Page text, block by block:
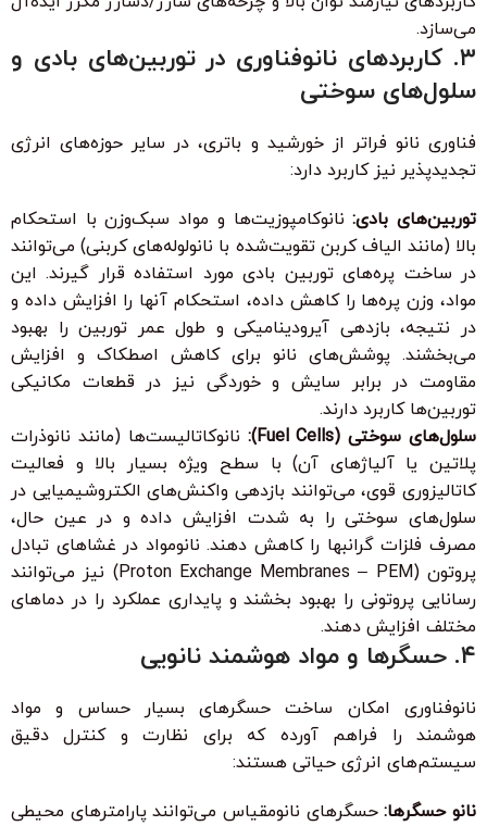
می‌سازد.
۳. کاربردهای نانوفناوری در توربین‌های بادی و
سلول‌های سوختی
فناوری نانو فراتر از خورشید و باتری، در سایر حوزه‌های انرژی
تجدیدپذیر نیز کاربرد دارد:
توربین‌های بادی:نانوکامپوزیت‌ها و مواد سبک‌وزن با استحکام
بالا (مانند الیاف کربن تقویت‌شده با نانولوله‌های کربنی) می‌توانند
در ساخت پره‌های توربین بادی مورد استفاده قرار گیرند. این
مواد، وزن پره‌ها را کاهش داده، استحکام آنها را افزایش داده و
در نتیجه، بازدهی آیرودینامیکی و طول عمر توربین را بهبود
می‌بخشند. پوشش‌های نانو برای کاهش اصطکاک و افزایش
مقاومت در برابر سایش و خوردگی نیز در قطعات مکانیکی
توربین‌ها کاربرد دارند.
سلول‌های سوختی (Fuel Cells):
نانوکاتالیست‌ها (مانند نانوذرات
پلاتین یا آلیاژهای آن) با سطح ویژه بسیار بالا و فعالیت
کاتالیزوری قوی، می‌توانند بازدهی واکنش‌های الکتروشیمیایی در
سلول‌های سوختی را به شدت افزایش داده و در عین حال،
مصرف فلزات گرانبها را کاهش دهند. نانومواد در غشاهای تبادل
پروتون (Proton Exchange Membranes – PEM) نیز می‌توانند
رسانایی پروتونی را بهبود بخشند و پایداری عملکرد را در دماهای
مختلف افزایش دهند.
۴. حسگرها و مواد هوشمند نانویی
نانوفناوری امکان ساخت حسگرهای بسیار حساس و مواد
هوشمند را فراهم آورده که برای نظارت و کنترل دقیق
سیستم‌های انرژی حیاتی هستند:
نانو حسگرها:حسگرهای نانومقیاس می‌توانند پارامترهای محیطی